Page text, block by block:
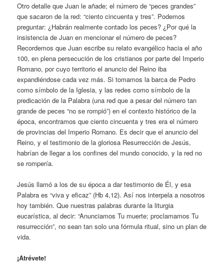
Otro detalle que Juan le añade; el número de “peces grandes”
que sacaron de la red: “ciento cincuenta y tres”. Podemos
preguntar: ¿Habrán realmente contado los peces? ¿Por qué la
insistencia de Juan en mencionar el número de peces?
Recordemos que Juan escribe su relato evangélico hacia el año
100, en plena persecución de los cristianos por parte del Imperio
Romano, por cuyo territorio el anuncio del Reino iba
expandiéndose cada vez más. Si tomamos la barca de Pedro
como símbolo de la Iglesia, y las redes como símbolo de la
predicación de la Palabra (una red que a pesar del número tan
grande de peces “no se rompió”) en el contexto histórico de la
época, encontramos que ciento cincuenta y tres era el número
de provincias del Imperio Romano. Es decir que el anuncio del
Reino, y el testimonio de la gloriosa Resurrección de Jesús,
habrían de llegar a los confines del mundo conocido, y la red no
se rompería.
Jesús llamó a los de su época a dar testimonio de Él, y esa
Palabra es “viva y eficaz” (Hb 4,12). Así nos interpela a nosotros
hoy también. Que nuestras palabras durante la liturgia
eucarística, al decir: “Anunciamos Tu muerte; proclamamos Tu
resurrección”, no sean tan solo una fórmula ritual, sino un plan de
vida.
¡Atrévete!